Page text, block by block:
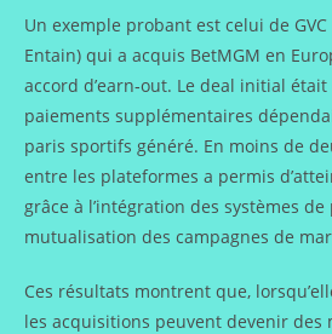
Un exemple probant est celui de
Entain) qui a acquis BetMGM en
accord d’earn‑out. Le deal initial était
paiements supplémentaires
paris sportifs généré. En moins de
entre les plateformes a permis
grâce à l’intégration des systèmes
mutualisation des campagnes de
Ces résultats montrent que,
les acquisitions peuvent devenir